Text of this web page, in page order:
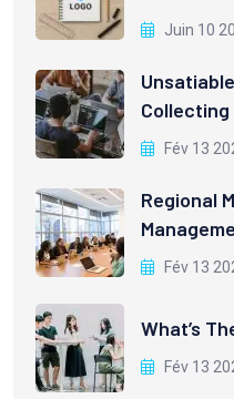
Juin 10
Collecting
Fév 13
Regional
Fév 13
What’s
Fév 13